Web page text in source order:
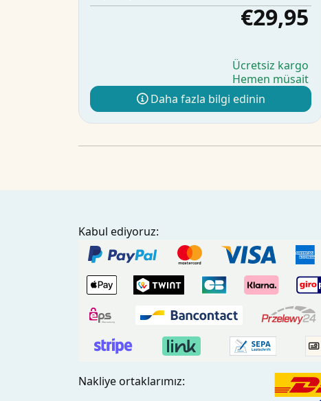
€29,95
Ücretsiz kargo
Hemen müsait
Daha fazla bilgi edinin
Kabul ediyoruz:
Nakliye ortaklarımız: